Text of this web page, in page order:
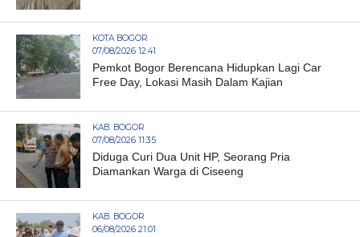
KOTA BOGOR
07/08/2026 12:41
Pemkot Bogor Berencana Hidupkan Lagi Car
Free Day, Lokasi Masih Dalam Kajian
KAB. BOGOR
07/08/2026 11:35
Diduga Curi Dua Unit HP, Seorang Pria
Diamankan Warga di Ciseeng
KAB. BOGOR
06/08/2026 21:01